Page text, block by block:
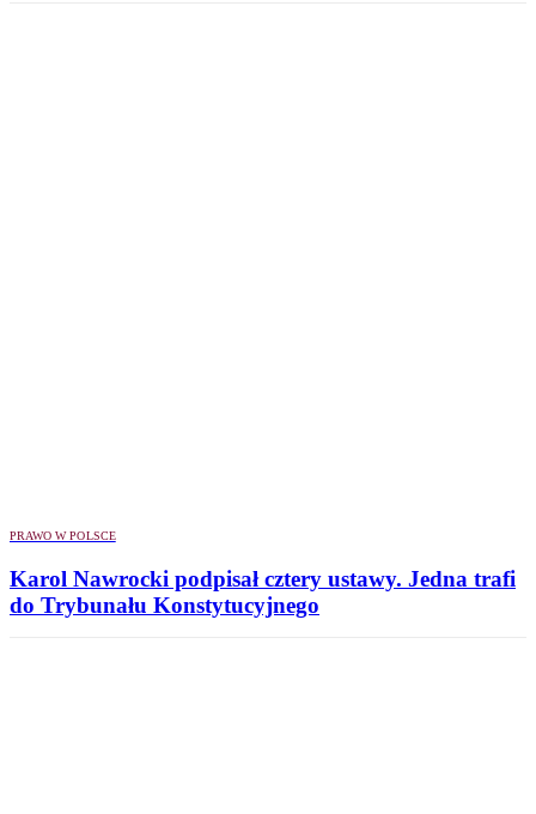
PRAWO W POLSCE
Karol Nawrocki podpisał cztery ustawy. Jedna trafi
do Trybunału Konstytucyjnego